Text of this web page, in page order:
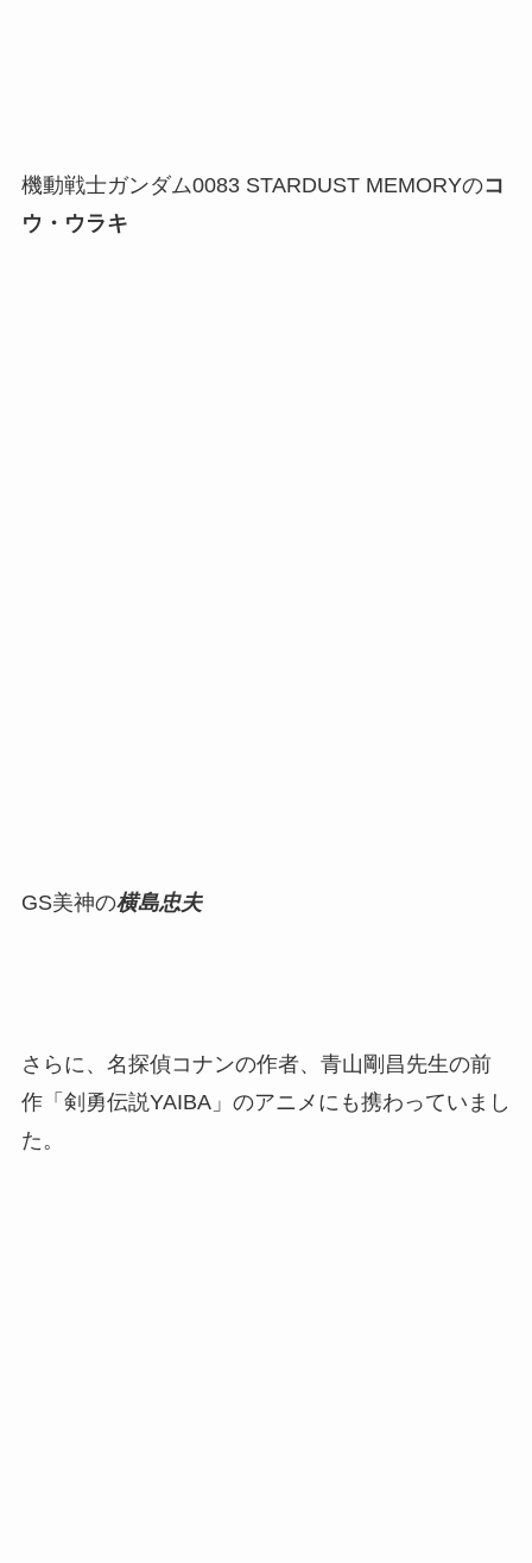
機動戦士ガンダム0083 STARDUST MEMORYのコ
ウ・ウラキ
GS美神の横島忠夫
さらに、名探偵コナンの作者、青山剛昌先生の前
作「剣勇伝説YAIBA」のアニメにも携わっていまし
た。